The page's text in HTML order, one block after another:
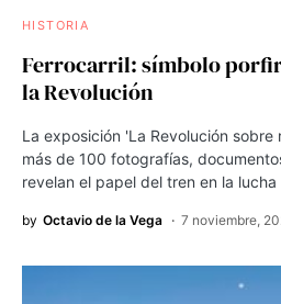
HISTORIA
Ferrocarril: símbolo
la Revolución
La exposición 'La Revolución
más de 100 fotografías,
revelan el papel del tren en la lucha
by Octavio de la Vega 7 noviembre,